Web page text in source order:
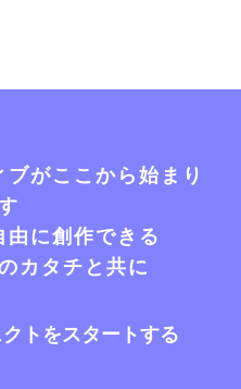
がここから始まり
に創作できる
カタチと共に
トをスタートする